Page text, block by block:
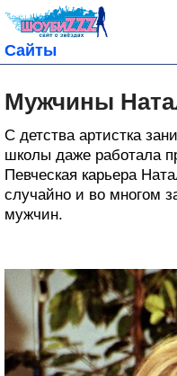
Сайты
Мужчины
С детства артистка
школы даже работала
Певческая карьера
случайно и во многом
мужчин.